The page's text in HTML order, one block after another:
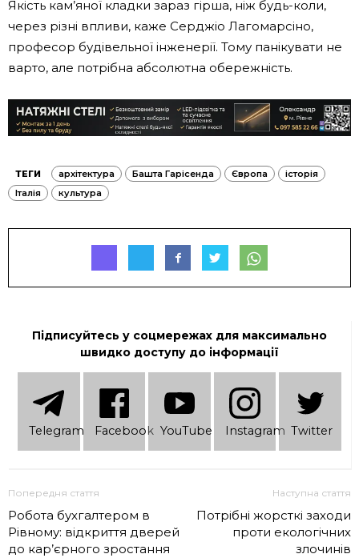
Якість кам’яної кладки зараз гірша, ніж будь-коли,
через різні впливи, каже Серджіо Лагомарсіно,
професор будівельної інженерії. Тому панікувати не
варто, але потрібна абсолютна обережність.
ТЕГИ архітектура Башта Гарісенда Європа
історія
Італія
культура
Підписуйтесь у соцмережах для максимально
швидко доступу до інформації
Telеgram Facebook YouTube Instagram Twitter
Попередня стаття
Робота бухгалтером в
Рівному: відкриття дверей
до кар’єрного зростання
Наступна стаття
Потрібні жорсткі заходи
проти екологічних
злочинів